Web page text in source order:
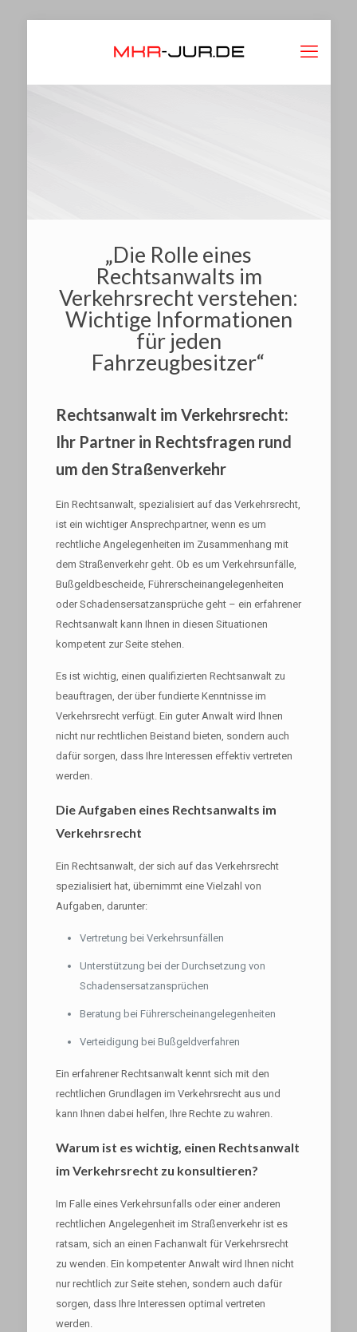
„Die Rolle eines
Rechtsanwalts im
Verkehrsrecht verstehen:
Wichtige Informationen
für jeden
Fahrzeugbesitzer“
Rechtsanwalt im Verkehrsrecht:
Ihr Partner in Rechtsfragen rund
um den Straßenverkehr
Ein Rechtsanwalt, spezialisiert auf das Verkehrsrecht,
ist ein wichtiger Ansprechpartner, wenn es um
rechtliche Angelegenheiten im Zusammenhang mit
dem Straßenverkehr geht. Ob es um Verkehrsunfälle,
Bußgeldbescheide, Führerscheinangelegenheiten
oder Schadensersatzansprüche geht – ein erfahrener
Rechtsanwalt kann Ihnen in diesen Situationen
kompetent zur Seite stehen.
Es ist wichtig, einen qualifizierten Rechtsanwalt zu
beauftragen, der über fundierte Kenntnisse im
Verkehrsrecht verfügt. Ein guter Anwalt wird Ihnen
nicht nur rechtlichen Beistand bieten, sondern auch
dafür sorgen, dass Ihre Interessen effektiv vertreten
werden.
Die Aufgaben eines Rechtsanwalts im
Verkehrsrecht
Ein Rechtsanwalt, der sich auf das Verkehrsrecht
spezialisiert hat, übernimmt eine Vielzahl von
Aufgaben, darunter:
Vertretung bei Verkehrsunfällen
Unterstützung bei der Durchsetzung von
Schadensersatzansprüchen
Beratung bei Führerscheinangelegenheiten
Verteidigung bei Bußgeldverfahren
Ein erfahrener Rechtsanwalt kennt sich mit den
rechtlichen Grundlagen im Verkehrsrecht aus und
kann Ihnen dabei helfen, Ihre Rechte zu wahren.
Warum ist es wichtig, einen Rechtsanwalt
im Verkehrsrecht zu konsultieren?
Im Falle eines Verkehrsunfalls oder einer anderen
rechtlichen Angelegenheit im Straßenverkehr ist es
ratsam, sich an einen Fachanwalt für Verkehrsrecht
zu wenden. Ein kompetenter Anwalt wird Ihnen nicht
nur rechtlich zur Seite stehen, sondern auch dafür
sorgen, dass Ihre Interessen optimal vertreten
werden.